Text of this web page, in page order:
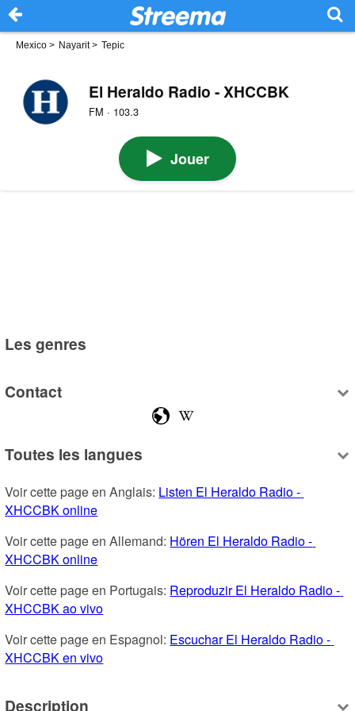
Mexico > Nayarit> Tepic
El Heraldo Radio - XHCCBK
FM · 103.3
Jouer
Les genres
Contact
Toutes les langues
Voir cette page en Anglais: Listen El Heraldo Radio -
XHCCBK online
Voir cette page en Allemand: Hören El Heraldo Radio -
XHCCBK online
Voir cette page en Portugais: Reproduzir El Heraldo Radio -
XHCCBK ao vivo
Voir cette page en Espagnol: Escuchar El Heraldo Radio -
XHCCBK en vivo
Description